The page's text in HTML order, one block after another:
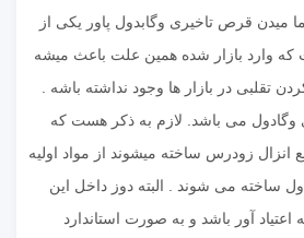
میدن قرص تاخیری وگابدول پاور یکی از
که وارد بازار شده همین علت باعث میشه
تقلبی در بازار ها وجود نداشته باشه .
وگادول می باشد. لازم به ذکر هست که
انزال زودرس ساخته میشوند از مواد اولیه
ساخته می شوند . البته دوز داخل این
آور باشد و به صورت استاندارد